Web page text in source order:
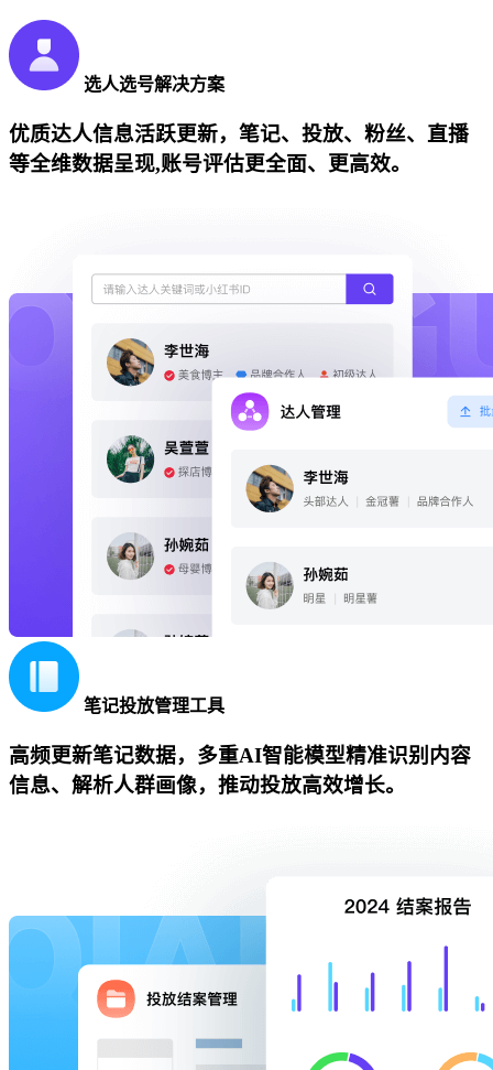
选人选号解决方案
优质达人信息活跃更新，笔记、投放、粉丝、直播
等全维数据呈现,账号评估更全面、更高效。
笔记投放管理工具
高频更新笔记数据，多重AI智能模型精准识别内容
信息、解析人群画像，推动投放高效增长。